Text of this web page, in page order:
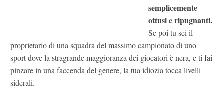
semplicemente
ottusi e ripugnanti.
Se poi tu sei il
proprietario di una squadra del massimo campionato di uno
sport dove la stragrande maggioranza dei giocatori è nera, e ti fai
pinzare in una faccenda del genere, la tua idiozia tocca livelli
siderali.